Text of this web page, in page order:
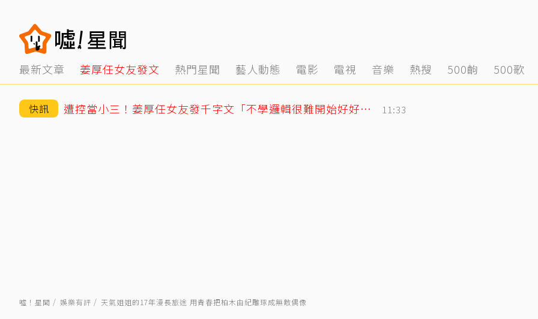
最新文章 姜厚任女友發文 熱門星聞 藝人動態 電影 電視 音樂 熱搜 500齣 500歌
快訊 遭控當小三！姜厚任女友發千字文「不學邏輯很難開始好好活」 11:33
噓！星聞 娛樂有評 天氣姐姐的17年漫長旅途 用青春把柏木由紀雕琢成無敵偶像